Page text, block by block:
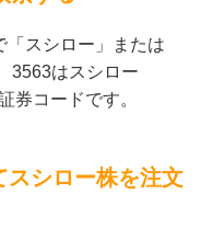
「スシロー」または
3563はスシロー
券コードです。
スシロー株を注文